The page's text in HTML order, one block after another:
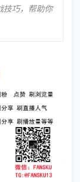
技巧，帮助你